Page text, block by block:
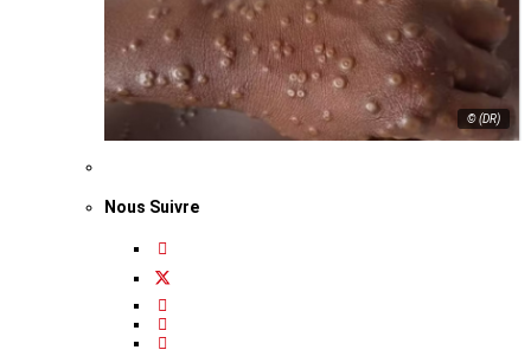
© (DR)
Nous Suivre